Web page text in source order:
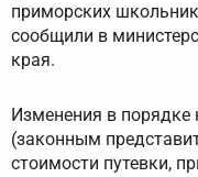
приморских
сообщили в
края.
Изменения в
(законным
стоимости путевки,